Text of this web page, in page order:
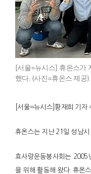
[서울=뉴시스] 휴온스가
했다. (사진=휴온스 제공
[서울=뉴시스]황재희 기자
휴온스는 지난 21일 성남시
효사랑운동봉사회는 2005
을 위해 활동해 왔다. 휴온